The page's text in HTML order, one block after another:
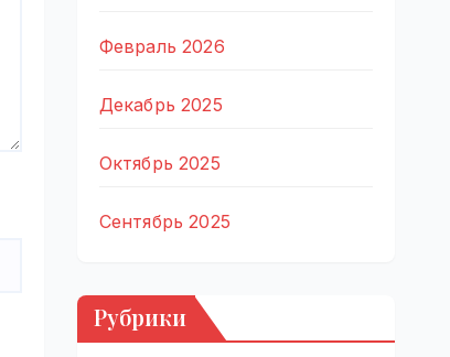
Февраль 2026
Декабрь 2025
Октябрь 2025
Сентябрь 2025
Рубрики